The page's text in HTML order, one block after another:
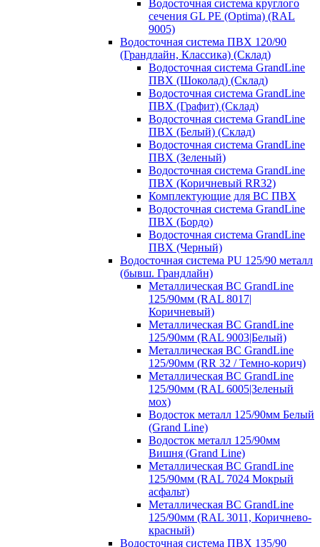
Водосточная система круглого
сечения GL PE (Optima) (RAL
9005)
Водосточная система ПВХ 120/90
(Грандлайн, Классика) (Склад)
Водосточная система GrandLine
ПВХ (Шоколад) (Склад)
Водосточная система GrandLine
ПВХ (Графит) (Склад)
Водосточная система GrandLine
ПВХ (Белый) (Склад)
Водосточная система GrandLine
ПВХ (Зеленый)
Водосточная система GrandLine
ПВХ (Коричневый RR32)
Комплектующие для ВС ПВХ
Водосточная система GrandLine
ПВХ (Бордо)
Водосточная система GrandLine
ПВХ (Черный)
Водосточная система PU 125/90 металл
(бывш. Грандлайн)
Металлическая ВС GrandLine
125/90мм (RAL 8017|
Коричневый)
Металлическая ВС GrandLine
125/90мм (RAL 9003|Белый)
Металлическая ВС GrandLine
125/90мм (RR 32 / Темно-корич)
Металлическая ВС GrandLine
125/90мм (RAL 6005|Зеленый
мох)
Водосток металл 125/90мм Белый
(Grand Line)
Водосток металл 125/90мм
Вишня (Grand Line)
Металлическая ВС GrandLine
125/90мм (RAL 7024 Мокрый
асфальт)
Металлическая ВС GrandLine
125/90мм (RAL 3011, Коричнево-
красный)
Водосточная система ПВХ 135/90